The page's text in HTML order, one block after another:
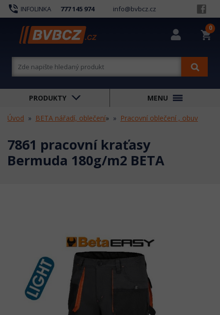
phone_in_talk INFOLINKA 777 145 974 info@bvbcz.cz
shopping_cart
0
PRODUKTY MENU
Úvod BETA nářadí, oblečení» Pracovní oblečení , obuv
7861 pracovní kraťasy
Bermuda 180g/m2 BETA